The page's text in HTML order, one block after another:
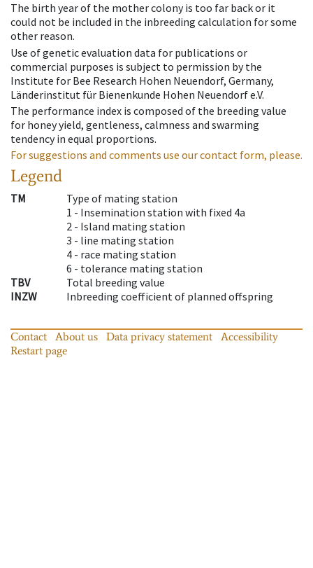
The birth year of the mother colony is too far back or it
could not be included in the inbreeding calculation for some
other reason.
Use of genetic evaluation data for publications or
commercial purposes is subject to permission by the
Institute for Bee Research Hohen Neuendorf, Germany,
Länderinstitut für Bienenkunde Hohen Neuendorf e.V.
The performance index is composed of the breeding value
for honey yield, gentleness, calmness and swarming
tendency in equal proportions.
For suggestions and comments use our contact form, please.
Legend
TM
Type of mating station
1 - Insemination station with fixed 4a
2 - Island mating station
3 - line mating station
4 - race mating station
6 - tolerance mating station
TBV
Total breeding value
INZW
Inbreeding coefficient of planned offspring
Contact About us Data privacy statement
Accessibility
Restart page